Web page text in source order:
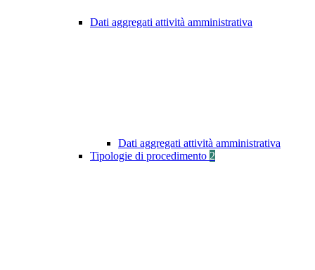
Dati aggregati attività amministrativa
Dati aggregati attività amministrativa
Tipologie di procedimento 2